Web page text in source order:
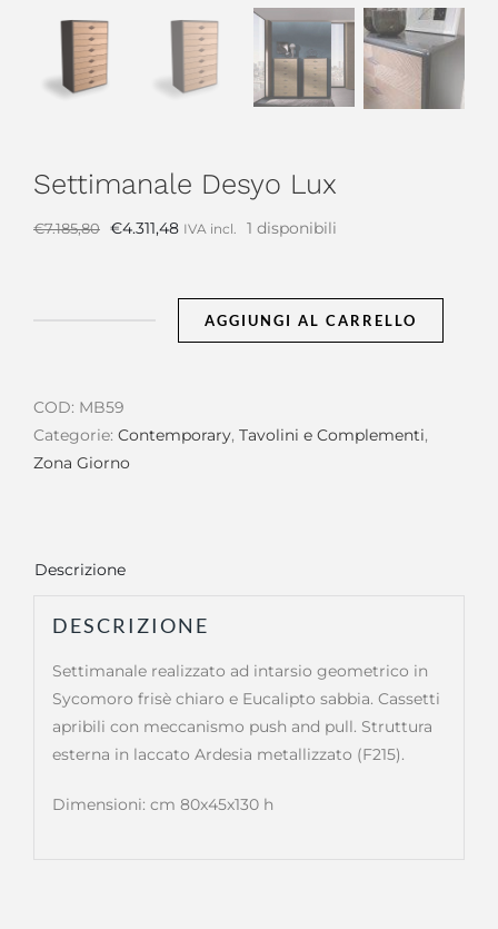
Settimanale Desyo Lux
€7.185,80 Il
€7.185,80.
€4.311,48Il
€4.311,48.
IVA incl. 1 disponibili
quantità
AGGIUNGI AL CARRELLO
COD: MB59
Categorie: Contemporary, Tavolini e Complementi,
Zona Giorno
Descrizione
DESCRIZIONE
Settimanale realizzato ad intarsio geometrico in
Sycomoro frisè chiaro e Eucalipto sabbia. Cassetti
apribili con meccanismo push and pull. Struttura
esterna in laccato Ardesia metallizzato (F215).
Dimensioni: cm 80x45x130 h